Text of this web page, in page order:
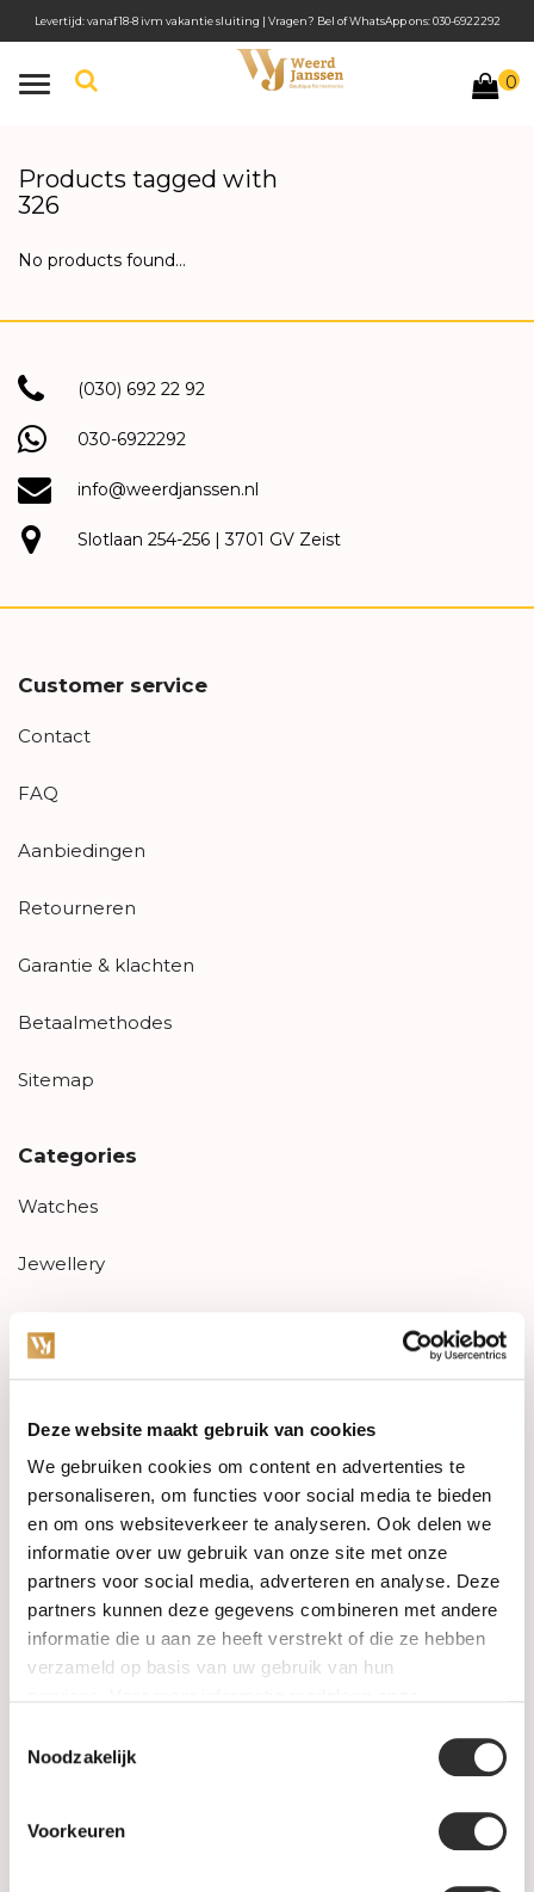
Deze website maakt gebruik van cookies
We gebruiken cookies om content en advertenties te
personaliseren, om functies voor social media te bieden
en om ons websiteverkeer te analyseren. Ook delen we
informatie over uw gebruik van onze site met onze
partners voor social media, adverteren en analyse. Deze
partners kunnen deze gegevens combineren met andere
informatie die u aan ze heeft verstrekt of die ze hebben
verzameld op basis van uw gebruik van hun
Noodzakelijk
Voorkeuren
Toggle
0
Levertijd: vanaf 18-8 ivm vakantie sluiting | Vragen? Bel of WhatsApp ons: 030-6922292
Products tagged with
326
No products found...
(030) 692 22 92
030-6922292
info@weerdjanssen.nl
Slotlaan 254-256 | 3701 GV Zeist
Customer service
Contact
FAQ
Aanbiedingen
Retourneren
Garantie & klachten
Betaalmethodes
Sitemap
Categories
Watches
Jewellery
PRE-OWNED
Luxury Accessories
Maatwerk
Gents Jewelry
SALE
Information